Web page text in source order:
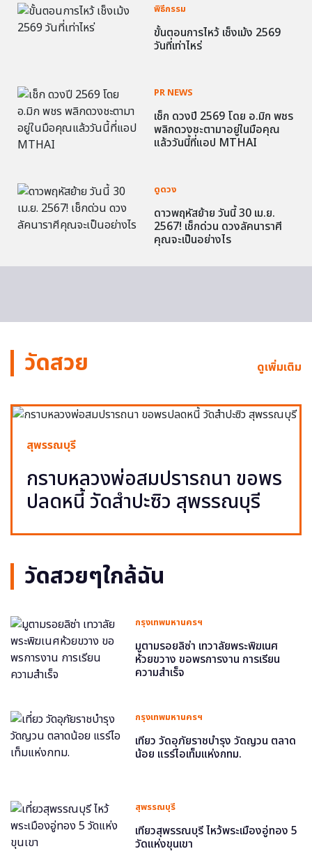
พิธีกรรม
ขั้นตอนการไหว้ เช็งเม้ง 2569
วันที่เท่าไหร่
PR NEWS
เช็ก ดวงปี 2569 โดย อ.มิก พชร
พลิกดวงชะตามาอยู่ในมือคุณ
แล้ววันนี้ที่แอป MTHAI
ดูดวง
ดาวพฤหัสย้าย วันนี้ 30 เม.ย.
2567! เช็กด่วน ดวงลัคนาราศี
คุณจะเป็นอย่างไร
วัดสวย ดูเพิ่มเติม
สุพรรณบุรี
กราบหลวงพ่อสมปรารถนา ขอพร
ปลดหนี้ วัดสำปะซิว สุพรรณบุรี
วัดสวยๆใกล้ฉัน
กรุงเทพมหานครฯ
มูตามรอยลิซ่า เทวาลัยพระพิฆเนศ
ห้วยขวาง ขอพรการงาน การเรียน
ความสำเร็จ
กรุงเทพมหานครฯ
เที่ยว วัดอุภัยราชบำรุง วัดญวน ตลาด
น้อย แรร์ไอเท็มแห่งกทม.
สุพรรณบุรี
เที่ยวสุพรรณบุรี ไหว้พระเมืองอู่ทอง 5
วัดแห่งขุนเขา